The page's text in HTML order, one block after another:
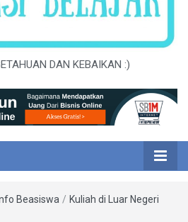
DAN KEBAIKAN :)
Beasiswa / Kuliah di Luar Negeri